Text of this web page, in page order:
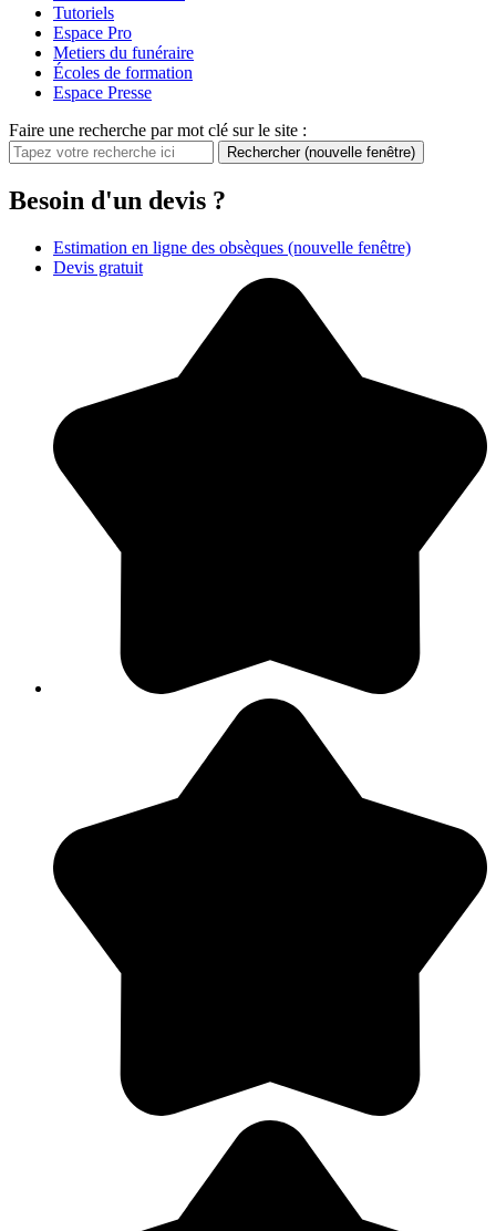
Tutoriels
Espace Pro
Metiers du funéraire
Écoles de formation
Espace Presse
Faire une recherche par mot clé sur le site :
Rechercher (nouvelle fenêtre)
Besoin d'un devis ?
Estimation en ligne des obsèques (nouvelle fenêtre)
Devis gratuit